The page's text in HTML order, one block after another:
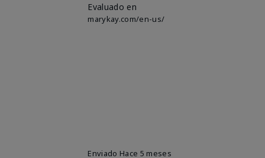
Evaluado en
marykay.com/en-us/
Enviado Hace 5 meses